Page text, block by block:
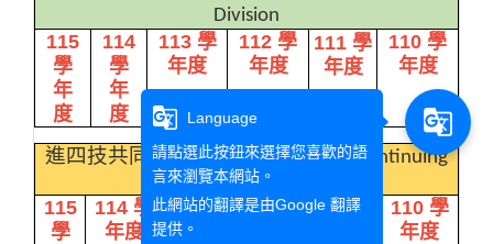
Division
115
學
年
度
114
學
年
度
113 學
年度
112 學
年度
111 學
年度
110 學
年度
進四技共同英文教材 Textbooks for Continuing
Division
115
學
114 學
年度
113 學
年度
112 學 111 學
110 學
年度
g_translate
Language
請點選此按鈕來選擇您喜歡的語
言來瀏覽本網站。
此網站的翻譯是由Google 翻譯
提供。
g_translate